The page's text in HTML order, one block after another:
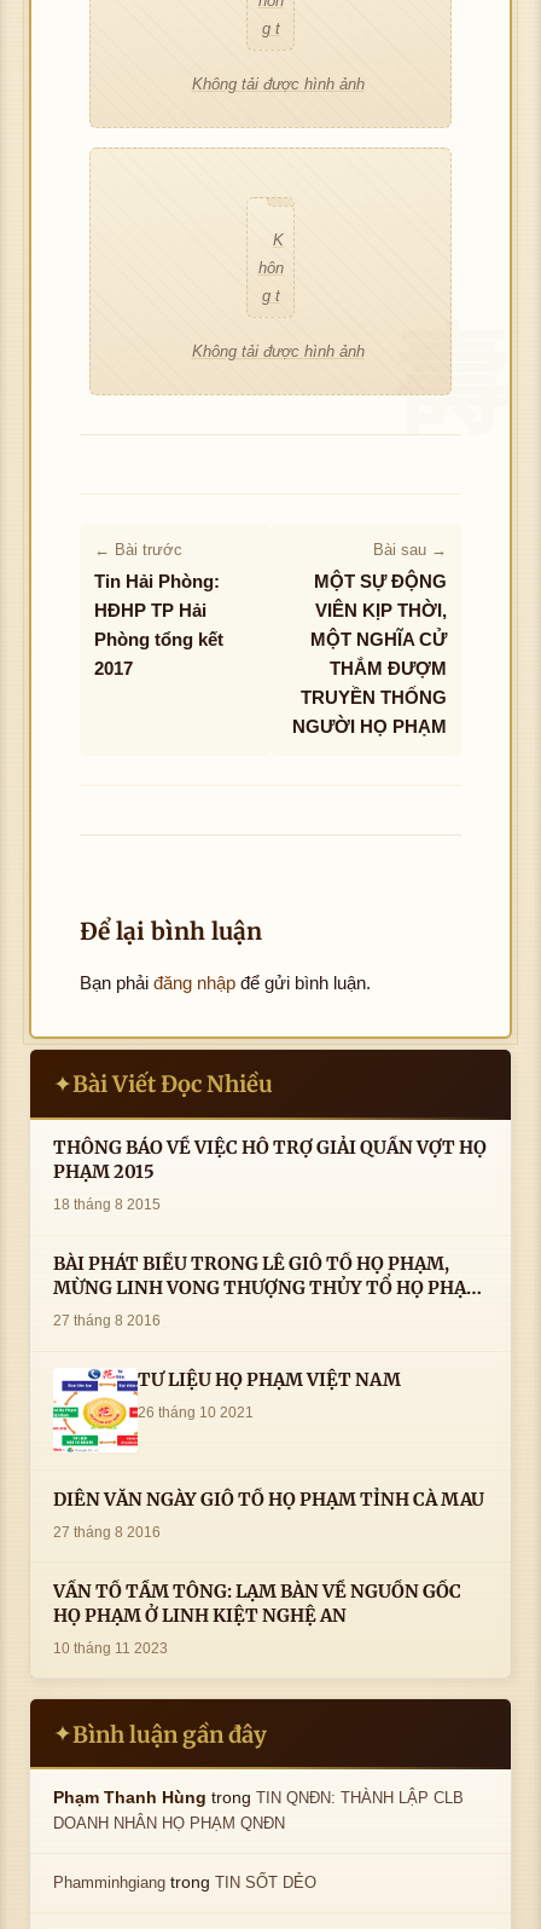
ình
ảnh
g t
ải đ
ượ
Không tải được hình ảnh
ượ
K
ải đ
ượ
c h
ình
ảnh
K
hôn
g t
ải đ
ượ
ảnh
Không tải được hình ảnh
← Bài trước
Tin Hải Phòng:
HĐHP TP Hải
Phòng tổng kết
2017
Bài sau →
MỘT SỰ ĐỘNG
VIÊN KỊP THỜI,
MỘT NGHĨA CỬ
THẮM ĐƯỢM
TRUYỀN THỐNG
NGƯỜI HỌ PHẠM
Để lại bình luận
Bạn phải đăng nhập để gửi bình luận.
✦Bài Viết Đọc Nhiều
THÔNG BÁO VỀ VIỆC HỖ TRỢ GIẢI QUẦN VỢT HỌ
PHẠM 2015
18 tháng 8 2015
BÀI PHÁT BIỂU TRONG LÊ GIỖ TỔ HỌ PHẠM,
MỪNG LINH VONG THƯỢNG THỦY TỔ HỌ PHẠM
AN VỊ TAI CÀ MAU- ( 22/8/2016) CỦA LS.TS.NV.
27 tháng 8 2016
TƯ LIỆU HỌ PHẠM VIỆT NAM
26 tháng 10 2021
DIỄN VĂN NGÀY GIỖ TỔ HỌ PHẠM TỈNH CÀ MAU
27 tháng 8 2016
VẤN TỔ TẦM TÔNG: LẠM BÀN VỀ NGUỒN GỐC
HỌ PHẠM Ở LINH KIỆT NGHỆ AN
10 tháng 11 2023
✦Bình luận gần đây
Phạm Thanh Hùng trongTIN QNĐN: THÀNH LẬP CLB
DOANH NHÂN HỌ PHẠM QNĐN
Phamminhgiang trongTIN SỐT DẺO